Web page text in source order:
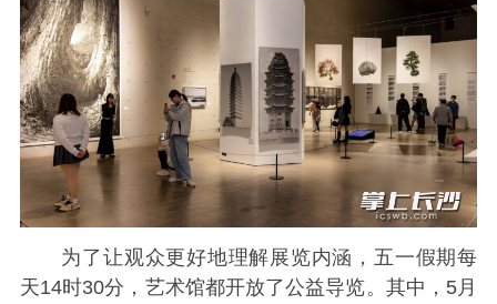
为了让观众更好地理解展览内涵，五一假期每
天14时30分，艺术馆都开放了公益导览。其中，5月